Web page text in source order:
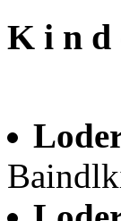
K i n d